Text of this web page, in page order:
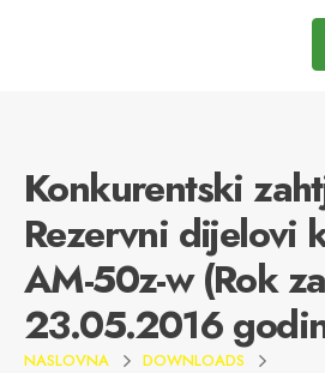
Konkurentski
Rezervni dijelovi
AM-50z-w (Rok
23.05.2016
NASLOVNA
DOWNLOADS